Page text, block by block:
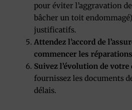
pour éviter l’aggravation
bâcher un toit
justificatifs.
Attendez l’accord de
commencer les
Suivez l’évolution de votre
fournissez les documents
délais.